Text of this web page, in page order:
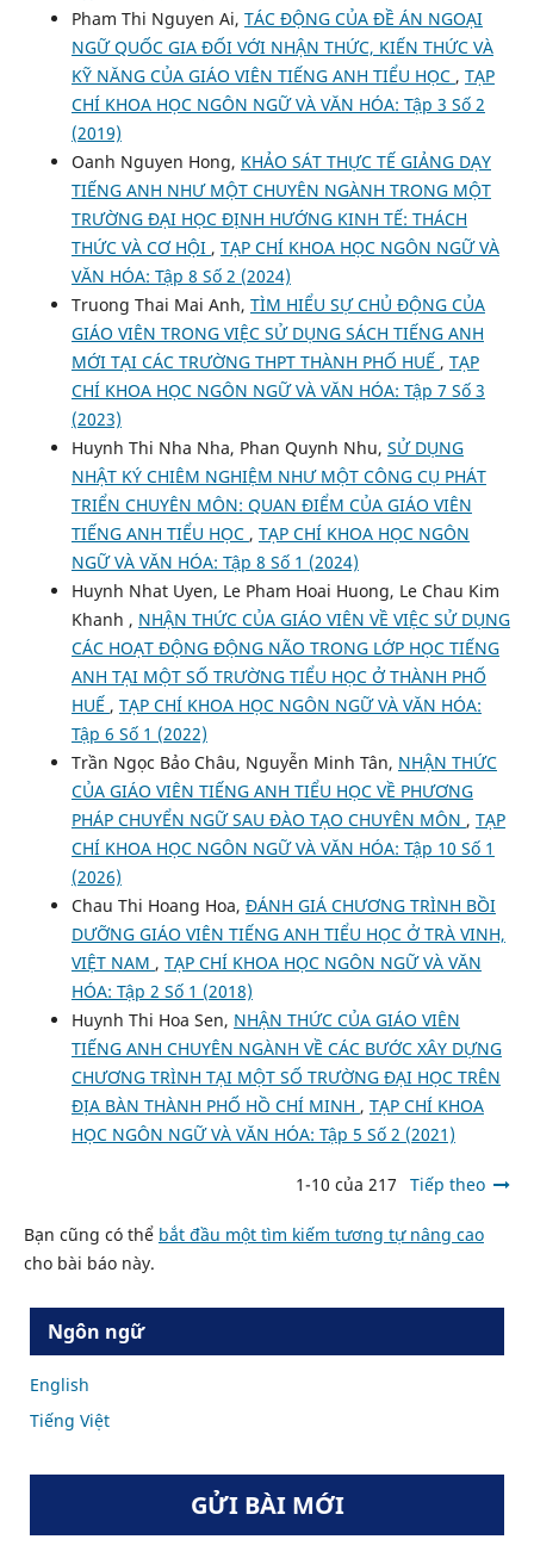
Pham Thi Nguyen Ai, TÁC ĐỘNG CỦA ĐỀ ÁN NGOẠI
NGỮ QUỐC GIA ĐỐI VỚI NHẬN THỨC, KIẾN THỨC VÀ
KỸ NĂNG CỦA GIÁO VIÊN TIẾNG ANH TIỂU HỌC , TẠP
CHÍ KHOA HỌC NGÔN NGỮ VÀ VĂN HÓA: Tập 3 Số 2
(2019)
Oanh Nguyen Hong, KHẢO SÁT THỰC TẾ GIẢNG DẠY
TIẾNG ANH NHƯ MỘT CHUYÊN NGÀNH TRONG MỘT
TRƯỜNG ĐẠI HỌC ĐỊNH HƯỚNG KINH TẾ: THÁCH
THỨC VÀ CƠ HỘI , TẠP CHÍ KHOA HỌC NGÔN NGỮ VÀ
VĂN HÓA: Tập 8 Số 2 (2024)
Truong Thai Mai Anh, TÌM HIỂU SỰ CHỦ ĐỘNG CỦA
GIÁO VIÊN TRONG VIỆC SỬ DỤNG SÁCH TIẾNG ANH
MỚI TẠI CÁC TRƯỜNG THPT THÀNH PHỐ HUẾ , TẠP
CHÍ KHOA HỌC NGÔN NGỮ VÀ VĂN HÓA: Tập 7 Số 3
(2023)
Huynh Thi Nha Nha, Phan Quynh Nhu, SỬ DỤNG
NHẬT KÝ CHIÊM NGHIỆM NHƯ MỘT CÔNG CỤ PHÁT
TRIỂN CHUYÊN MÔN: QUAN ĐIỂM CỦA GIÁO VIÊN
TIẾNG ANH TIỂU HỌC , TẠP CHÍ KHOA HỌC NGÔN
NGỮ VÀ VĂN HÓA: Tập 8 Số 1 (2024)
Huynh Nhat Uyen, Le Pham Hoai Huong, Le Chau Kim
Khanh , NHẬN THỨC CỦA GIÁO VIÊN VỀ VIỆC SỬ DỤNG
CÁC HOẠT ĐỘNG ĐỘNG NÃO TRONG LỚP HỌC TIẾNG
ANH TẠI MỘT SỐ TRƯỜNG TIỂU HỌC Ở THÀNH PHỐ
HUẾ , TẠP CHÍ KHOA HỌC NGÔN NGỮ VÀ VĂN HÓA:
Tập 6 Số 1 (2022)
Trần Ngọc Bảo Châu, Nguyễn Minh Tân, NHẬN THỨC
CỦA GIÁO VIÊN TIẾNG ANH TIỂU HỌC VỀ PHƯƠNG
PHÁP CHUYỂN NGỮ SAU ĐÀO TẠO CHUYÊN MÔN , TẠP
CHÍ KHOA HỌC NGÔN NGỮ VÀ VĂN HÓA: Tập 10 Số 1
(2026)
Chau Thi Hoang Hoa, ĐÁNH GIÁ CHƯƠNG TRÌNH BỒI
DƯỠNG GIÁO VIÊN TIẾNG ANH TIỂU HỌC Ở TRÀ VINH,
VIỆT NAM , TẠP CHÍ KHOA HỌC NGÔN NGỮ VÀ VĂN
HÓA: Tập 2 Số 1 (2018)
Huynh Thi Hoa Sen, NHẬN THỨC CỦA GIÁO VIÊN
TIẾNG ANH CHUYÊN NGÀNH VỀ CÁC BƯỚC XÂY DỰNG
CHƯƠNG TRÌNH TẠI MỘT SỐ TRƯỜNG ĐẠI HỌC TRÊN
ĐỊA BÀN THÀNH PHỐ HỒ CHÍ MINH , TẠP CHÍ KHOA
HỌC NGÔN NGỮ VÀ VĂN HÓA: Tập 5 Số 2 (2021)
1-10 của 217 Tiếp theo
Bạn cũng có thể bắt đầu một tìm kiếm tương tự nâng cao
cho bài báo này.
Ngôn ngữ
English
Tiếng Việt
GỬI BÀI MỚI